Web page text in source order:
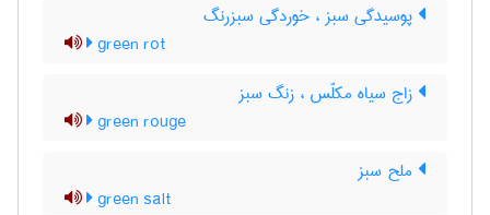
پوسیدگی سبز ، خوردگی سبزرنگ
green rot
زاج سیاه مکلّس ، زنگ سبز
green rouge
ملح سبز
green salt